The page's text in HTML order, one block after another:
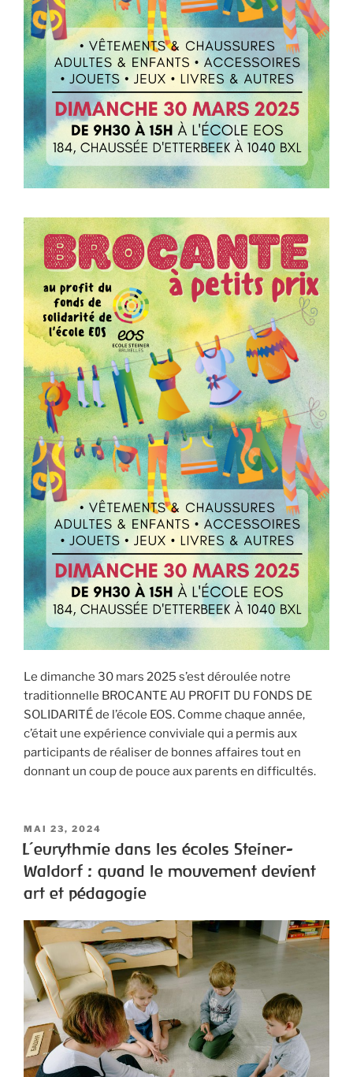
Le dimanche 30 mars 2025 s’est déroulée notre
traditionnelle BROCANTE AU PROFIT DU FONDS DE
SOLIDARITÉ de l’école EOS. Comme chaque année,
c’était une expérience conviviale qui a permis aux
participants de réaliser de bonnes affaires tout en
donnant un coup de pouce aux parents en difficultés.
MAI 23, 2024
L’eurythmie dans les écoles Steiner-
Waldorf : quand le mouvement devient
art et pédagogie